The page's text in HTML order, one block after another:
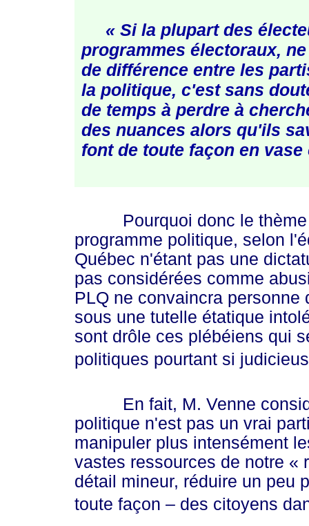
« Si la plupart des
programmes électoraux,
de différence entre les
la politique, c'est sans
de temps à perdre à
des nuances alors qu'ils
font de toute façon en vase
Pourquoi donc le thème
programme politique, selon
Québec n'étant pas une
pas considérées comme
PLQ ne convaincra
sous une tutelle étatique
sont drôle ces plébéiens qui
politiques pourtant si
En fait, M. Venne
politique n'est pas un vrai
manipuler plus intensément
vastes ressources de notre «
détail mineur, réduire un peu
toute façon – des citoyens